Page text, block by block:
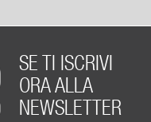
SE TI ISCRIVI
ORA ALLA
NEWSLETTER